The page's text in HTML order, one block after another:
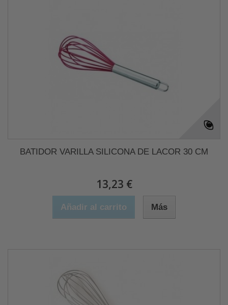
BATIDOR VARILLA SILICONA DE LACOR 30 CM
13,23 €
Añadir al carrito Más